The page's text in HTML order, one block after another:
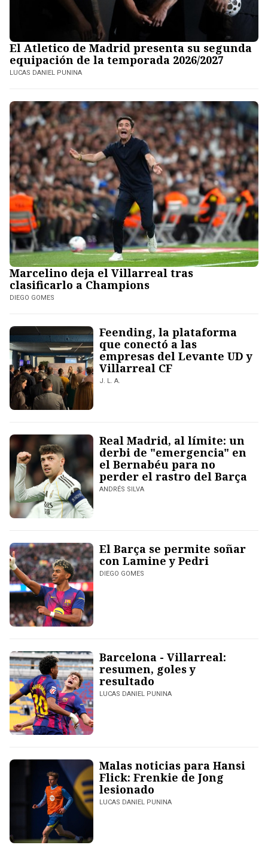
El Atletico de Madrid presenta su segunda
equipación de la temporada 2026/2027
LUCAS DANIEL PUNINA
Marcelino deja el Villarreal tras
clasificarlo a Champions
DIEGO GOMES
Feending, la plataforma
que conectó a las
empresas del Levante UD y
Villarreal CF
J. L. A.
Real Madrid, al límite: un
derbi de "emergencia" en
el Bernabéu para no
perder el rastro del Barça
ANDRÉS SILVA
El Barça se permite soñar
con Lamine y Pedri
DIEGO GOMES
Barcelona - Villarreal:
resumen, goles y
resultado
LUCAS DANIEL PUNINA
Malas noticias para Hansi
Flick: Frenkie de Jong
lesionado
LUCAS DANIEL PUNINA